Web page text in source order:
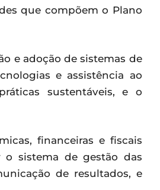
que compõem o Plano
e adoção de sistemas de
e assistência ao
sustentáveis, e o
financeiras e fiscais
o sistema de gestão das
de resultados, e